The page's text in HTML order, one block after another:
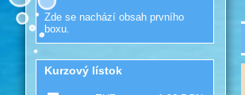
Zde se nachází obsah prvního
boxu.
Kurzový lístok